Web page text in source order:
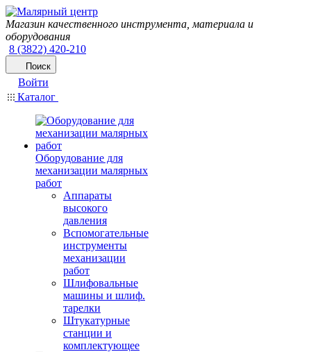
Магазин качественного инструмента, материала и
оборудования
8 (3822) 420-210
Поиск
Войти
Каталог
Оборудование для
механизации малярных
работ
Аппараты
высокого
давления
Вспомогательные
инструменты
механизации
работ
Шлифовальные
машины и шлиф.
тарелки
Штукатурные
станции и
комплектующее